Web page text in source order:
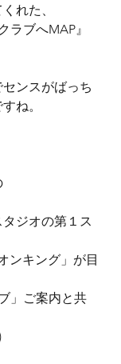
れた、
ラブへMAP』
ンスがばっち
ね。
ジオの第１ス
ンキング」が目
」ご案内と共